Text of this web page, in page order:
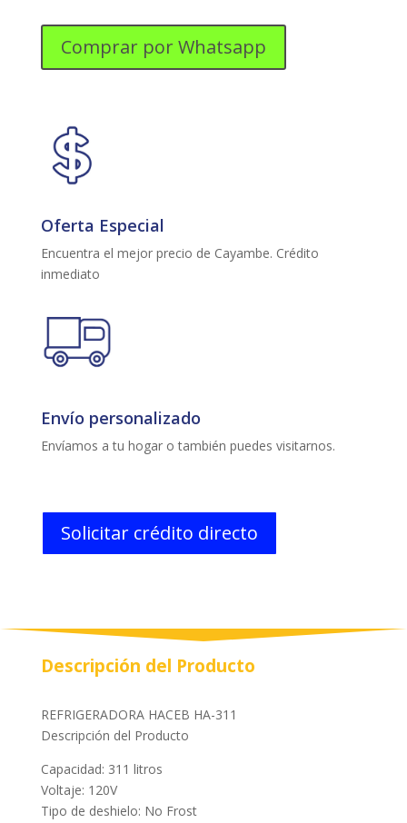
TITANIO
NF
311
INTERNA
CON
DISPENSADOR
Comprar por Whatsapp
Oferta Especial
Encuentra el mejor precio de Cayambe. Crédito
inmediato
Envío personalizado
Envíamos a tu hogar o también puedes visitarnos.
Solicitar crédito directo
Descripción del Producto
REFRIGERADORA HACEB HA-311
Descripción del Producto
Capacidad: 311 litros
Voltaje: 120V
Tipo de deshielo: No Frost